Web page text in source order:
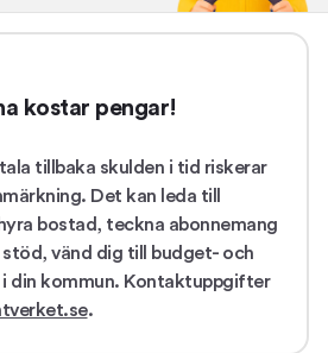
kostar pengar!
tillbaka skulden i tid riskerar
Det kan leda till
bostad, teckna abonnemang
stöd, vänd dig till budget- och
din kommun. Kontaktuppgifter
.